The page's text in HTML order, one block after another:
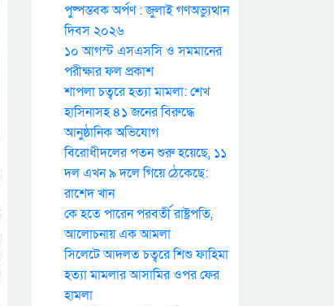
পুষ্পস্তবক অর্পণ : জুলাই গণঅভ্যুত্থান
দিবস ২০২৬
১০ আগস্ট এসএসসি ও সমমানের
পরীক্ষার ফল প্রকাশ
শাপলা চত্বরে হত্যা মামলা: শেখ
হাসিনাসহ ৪১ জনের বিরুদ্ধে
আনুষ্ঠানিক অভিযোগ
বিরোধীদলের পতন শুরু হয়েছে, ১১
দল এখন ৯ দলে গিয়ে ঠেকেছে:
রাশেদ খান
কে হতে পারেন পরবর্তী রাষ্ট্রপতি,
আলোচনায় এক আমলা
সিলেটে আদলত চত্বরে শিশু ফাহিমা
হত্যা মামলার আসামির ওপর ফের
হামলা